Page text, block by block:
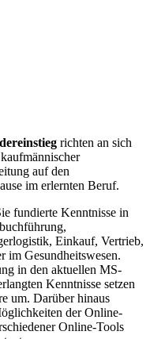
richten an sich
auf den
im erlernten Beruf.
fundierte Kenntnisse in
Einkauf, Vertrieb,
im Gesundheitswesen.
in den aktuellen MS-
Kenntnisse setzen
um. Darüber hinaus
der Online-
Online-Tools